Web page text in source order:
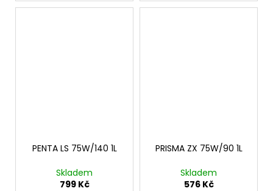
PENTA LS 75W/140 1L
Skladem
799 Kč
PRISMA ZX 75W/90 1L
Skladem
576 Kč